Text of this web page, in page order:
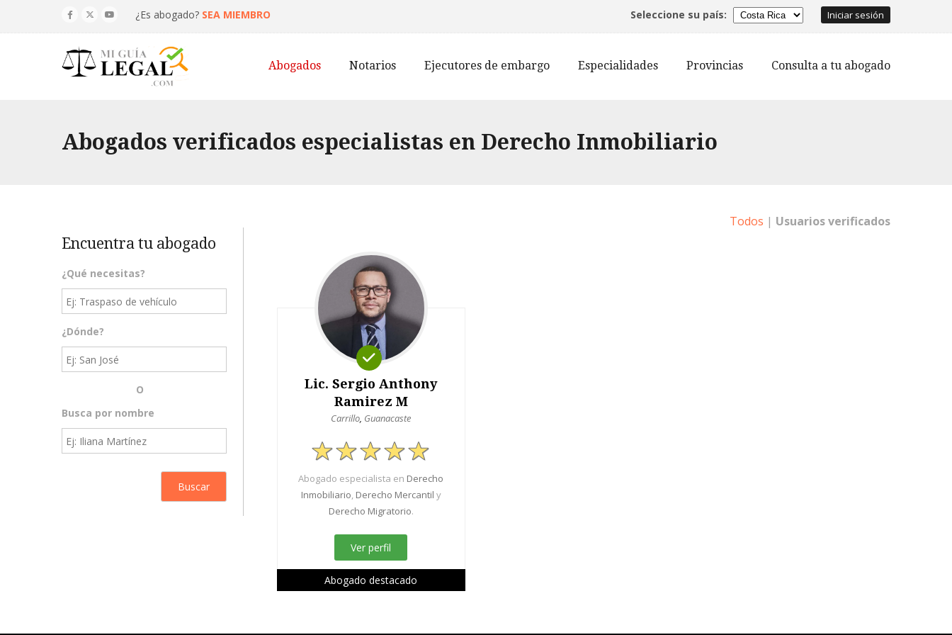
¿Es abogado? SEA MIEMBRO Iniciar sesión
Seleccione su país:
Abogados Notarios Ejecutores de embargo Especialidades Provincias Consulta a tu abogado
Abogados verificados especialistas en Derecho Inmobiliario
Encuentra tu abogado
¿Qué necesitas?
¿Dónde?
O
Busca por nombre
Todos | Usuarios verificados
Lic. Sergio Anthony
Ramirez M
Carrillo, Guanacaste
Abogado especialista en Derecho
Inmobiliario, Derecho Mercantil y
Derecho Migratorio.
Ver perfil
Abogado destacado